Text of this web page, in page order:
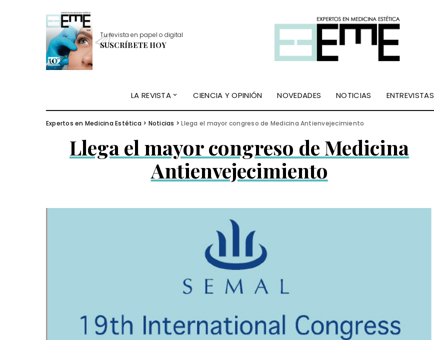
Tu revista en papel o digital
SUSCRÍBETE HOY
LA REVISTA CIENCIA Y OPINIÓN NOVEDADES NOTICIAS ENTREVISTAS
Expertos en Medicina Estética > Noticias >Llega el mayor congreso de Medicina Antienvejecimiento
Llega el mayor congreso de Medicina
Antienvejecimiento